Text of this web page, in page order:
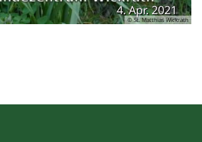
4. Apr. 2021
© St. Matthias Wickrath